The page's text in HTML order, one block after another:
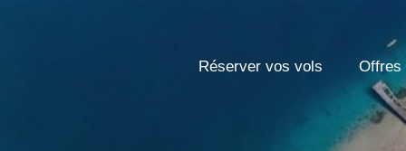
Réserver vos vols Offres